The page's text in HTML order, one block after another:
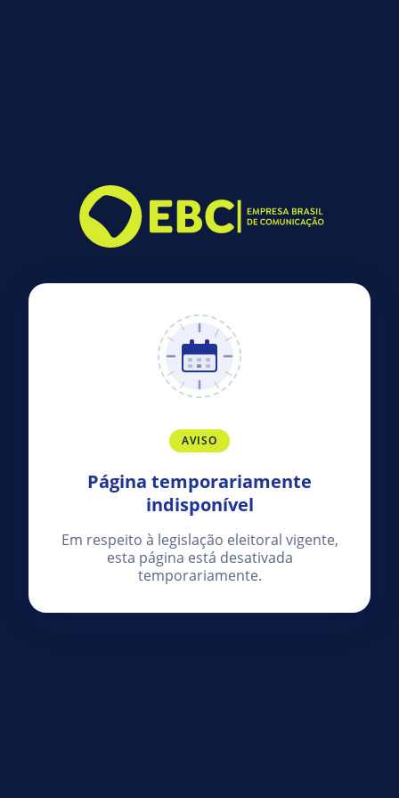
AVISO
Página temporariamente
indisponível
Em respeito à legislação eleitoral vigente,
esta página está desativada
temporariamente.